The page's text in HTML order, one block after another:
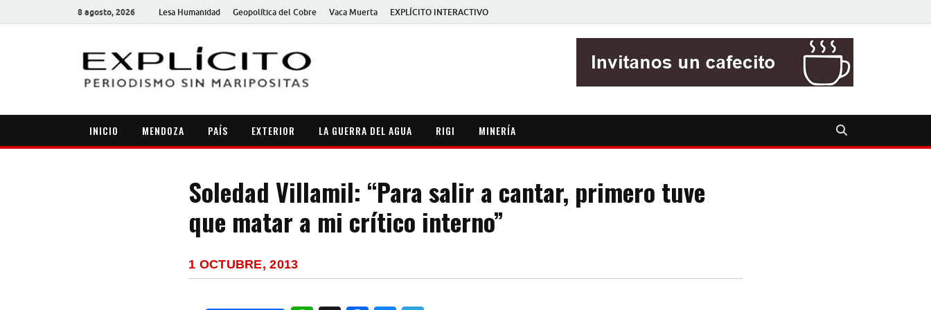
8 agosto, 2026 Lesa Humanidad Geopolítica del Cobre Vaca Muerta EXPLÍCITO INTERACTIVO
INICIO MENDOZA PAÍS EXTERIOR LA GUERRA DEL AGUA RIGI MINERÍA
Soledad Villamil: “Para salir a cantar, primero tuve
que matar a mi crítico interno”
1 OCTUBRE, 2013